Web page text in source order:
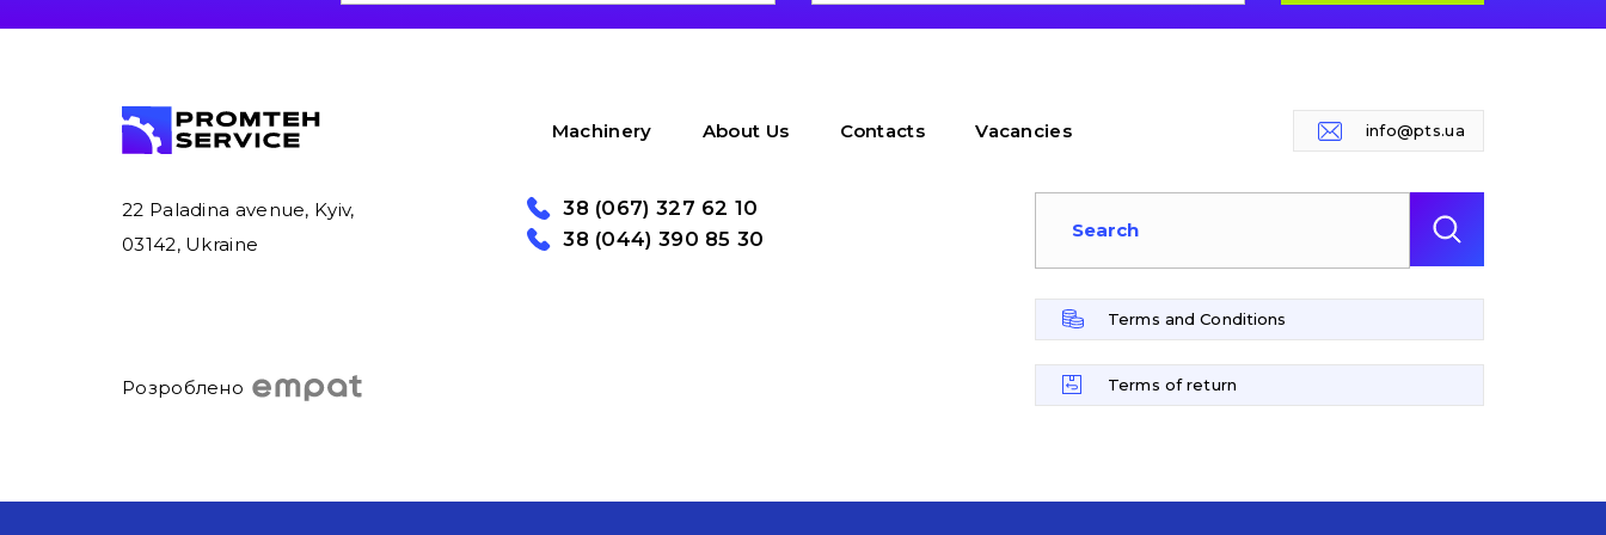
Machinery About Us Contacts Vacancies info@pts.ua
22 Paladina avenue, Kyiv,
03142, Ukraine
Розроблено
38 (067) 327 62 10
38 (044) 390 85 30
Terms and Conditions
Terms of return